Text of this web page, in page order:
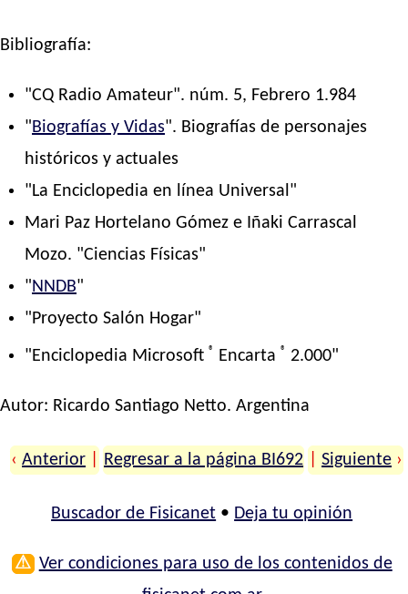
Bibliografía:
"CQ Radio Amateur". núm. 5, Febrero 1.984
"Biografías y Vidas". Biografías de personajes
históricos y actuales
"La Enciclopedia en línea Universal"
Mari Paz Hortelano Gómez e Iñaki Carrascal
Mozo. "Ciencias Físicas"
"NNDB"
"Proyecto Salón Hogar"
"Enciclopedia Microsoft ® Encarta ® 2.000"
Autor: Ricardo Santiago Netto. Argentina
‹ Anterior Regresar a la página BI692 Siguiente ›
Buscador de Fisicanet • Deja tu opinión
⚠ Ver condiciones para uso de los contenidos de